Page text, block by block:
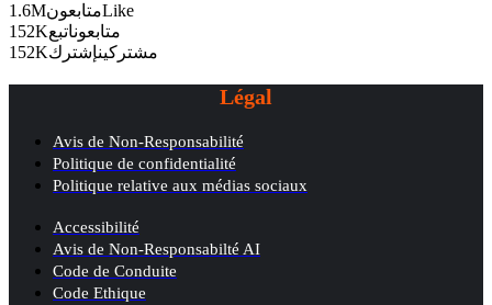
1.6MمتابعونLike
152K
متابعوناتبع
152K
مشتركينإشترك
Légal
Avis de Non-Responsabilité
Politique de confidentialité
Politique relative aux médias sociaux
Accessibilité
Avis de Non-Responsabilté AI
Code de Conduite
Code Ethique